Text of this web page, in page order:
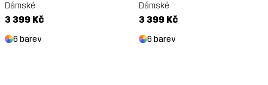
Dámské
3 399 Kč
6 barev
Dámské
3 399 Kč
6 barev